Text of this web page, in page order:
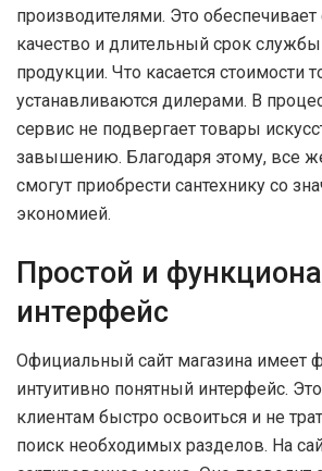
производителями. Это
качество и длительный срок
продукции. Что касается стоимости
устанавливаются дилерами. В
сервис не подвергает товары
завышению. Благодаря этому, все
смогут приобрести сантехнику со
экономией.
Простой и
интерфейс
Официальный сайт магазина имеет
интуитивно понятный интерфейс.
клиентам быстро освоиться и не
поиск необходимых разделов. На